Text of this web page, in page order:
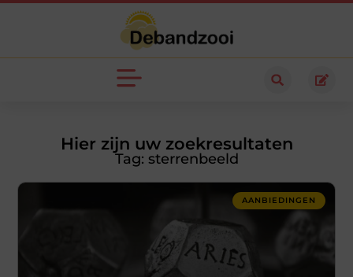
Hier zijn uw zoekresultaten
Tag: sterrenbeeld
AANBIEDINGEN